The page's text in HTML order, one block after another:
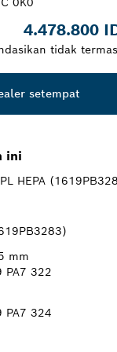
4.478.800
tidak
setempat
ini
HEPA
mm
PA7 322
PA7 324